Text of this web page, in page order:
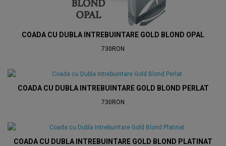
COADA CU DUBLA INTREBUINTARE GOLD BLOND OPAL
730RON
COADA CU DUBLA INTREBUINTARE GOLD BLOND PERLAT
730RON
COADA CU DUBLA INTREBUINTARE GOLD BLOND PLATINAT